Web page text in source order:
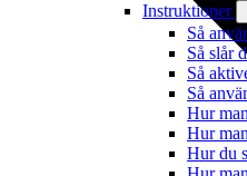
Instruktioner
Så
Så slår
Så
Så
Hur
Hur
Hur du